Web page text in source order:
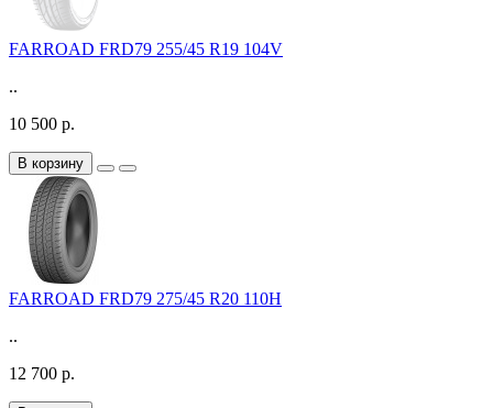
FARROAD FRD79 255/45 R19 104V
..
10 500 р.
В корзину
FARROAD FRD79 275/45 R20 110H
..
12 700 р.